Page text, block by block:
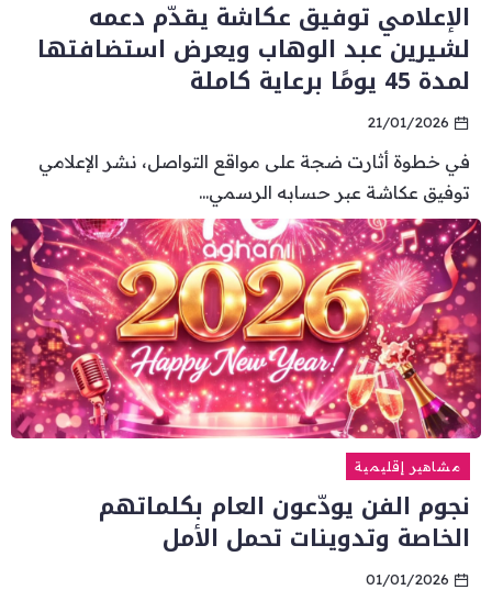
الإعلامي توفيق عكاشة يقدّم دعمه
لشيرين عبد الوهاب ويعرض استضافتها
لمدة 45 يومًا برعاية كاملة
21/01/2026
في خطوة أثارت ضجة على مواقع التواصل، نشر الإعلامي
توفيق عكاشة عبر حسابه الرسمي...
مشاهير إقليمية
نجوم الفن يودّعون العام بكلماتهم
الخاصة وتدوينات تحمل الأمل
01/01/2026